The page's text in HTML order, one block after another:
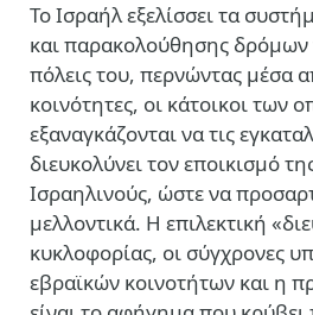
Το Ισραήλ εξελίσσει τα
και παρακολούθησης δρόμων
πόλεις του, περνώντας μέσα
κοινότητες, οι κάτοικοι των
εξαναγκάζονται να τις
διευκολύνει τον εποικισμό
Ισραηλινούς, ώστε να
μελλοντικά. Η επιλεκτική
κυκλοφορίας, οι σύγχρονες
εβραϊκών κοινοτήτων και η